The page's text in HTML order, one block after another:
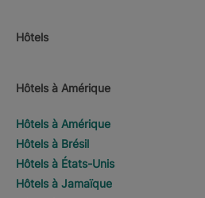
Hôtels
Hôtels à Amérique
Hôtels à Amérique
Hôtels à Brésil
Hôtels à États-Unis
Hôtels à Jamaïque